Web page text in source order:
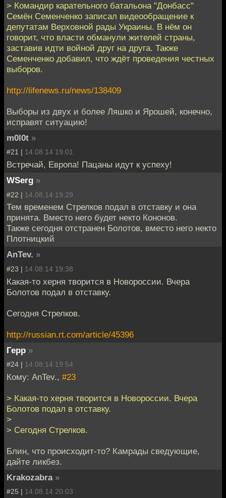
> Командир карательного батальона "Донбасс"
Семён Семенченко записал видеообращение к
депутатам Верховной рады Украины. В нём он
говорит, что власти обманули жителей страны,
заставив идти войной друг на друга. Также
Семенченко добавил, что ждёт проведения честных
выборов.
http://lifenews.ru/news/138409
Выборы из двух и более Ляшко и Ярошей, конечно,
исправят ситуацию!
m0l0t »
#21 | 14.08.14 19:01
Встречай, Европа! Пацаны идут к успеху!
WSerg »
#22 | 14.08.14 19:29
Тем временем Стрелков подал в отставку и она
принята. Вместо него будет некто Кононов.
Также сегодня отстранен Болотов, вместо него некто
Плотницкий
AnTev. »
#23 | 14.08.14 19:38
Какая-то херня творится в Новороссии. Вчера
Болотов подал в отставку.
Сегодня Стрелков.
http://russian.rt.com/article/45396
Герр »
#24 | 14.08.14 19:54
Кому: AnTev., #23
> Какая-то херня творится в Новороссии. Вчера
Болотов подал в отставку.
>
> Сегодня Стрелков.
Блин, что происходит-то? Камрады сведующие,
дайте ликбез.
Krakozabra »
#25 | 14.08.14 20:03